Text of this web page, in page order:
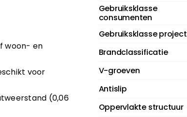
woon- en
voor
(0,06
Gebruiksklasse
consumenten
Gebruiksklasse project
Brandclassificatie
V-groeven
Antislip
Oppervlakte structuur